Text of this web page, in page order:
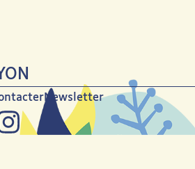
Newsletter